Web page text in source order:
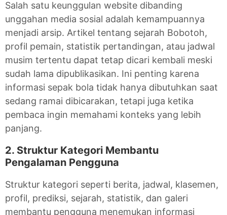
Salah satu keunggulan website dibanding
unggahan media sosial adalah kemampuannya
menjadi arsip. Artikel tentang sejarah Bobotoh,
profil pemain, statistik pertandingan, atau jadwal
musim tertentu dapat tetap dicari kembali meski
sudah lama dipublikasikan. Ini penting karena
informasi sepak bola tidak hanya dibutuhkan saat
sedang ramai dibicarakan, tetapi juga ketika
pembaca ingin memahami konteks yang lebih
panjang.
2. Struktur Kategori Membantu
Pengalaman Pengguna
Struktur kategori seperti berita, jadwal, klasemen,
profil, prediksi, sejarah, statistik, dan galeri
membantu pengguna menemukan informasi